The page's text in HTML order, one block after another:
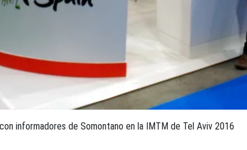
informadores de Somontano en la IMTM de Tel Aviv 2016